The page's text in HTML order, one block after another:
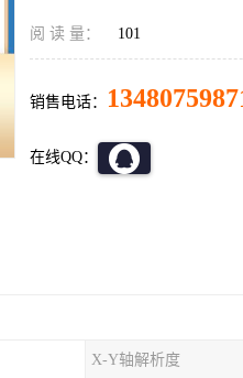
阅 读 量： 101
销售电话：
在线QQ：
X-Y轴解析度